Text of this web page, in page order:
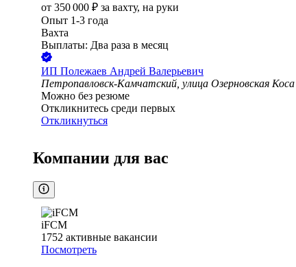
от 350 000 ₽ за вахту, на руки
Опыт 1-3 года
Вахта
Выплаты: Два раза в месяц
ИП Полежаев Андрей Валерьевич
Петропавловск-Камчатский, улица Озерновская Коса
Можно без резюме
Откликнитесь среди первых
Откликнуться
Компании для вас
iFCM
1752 активные вакансии
Посмотреть